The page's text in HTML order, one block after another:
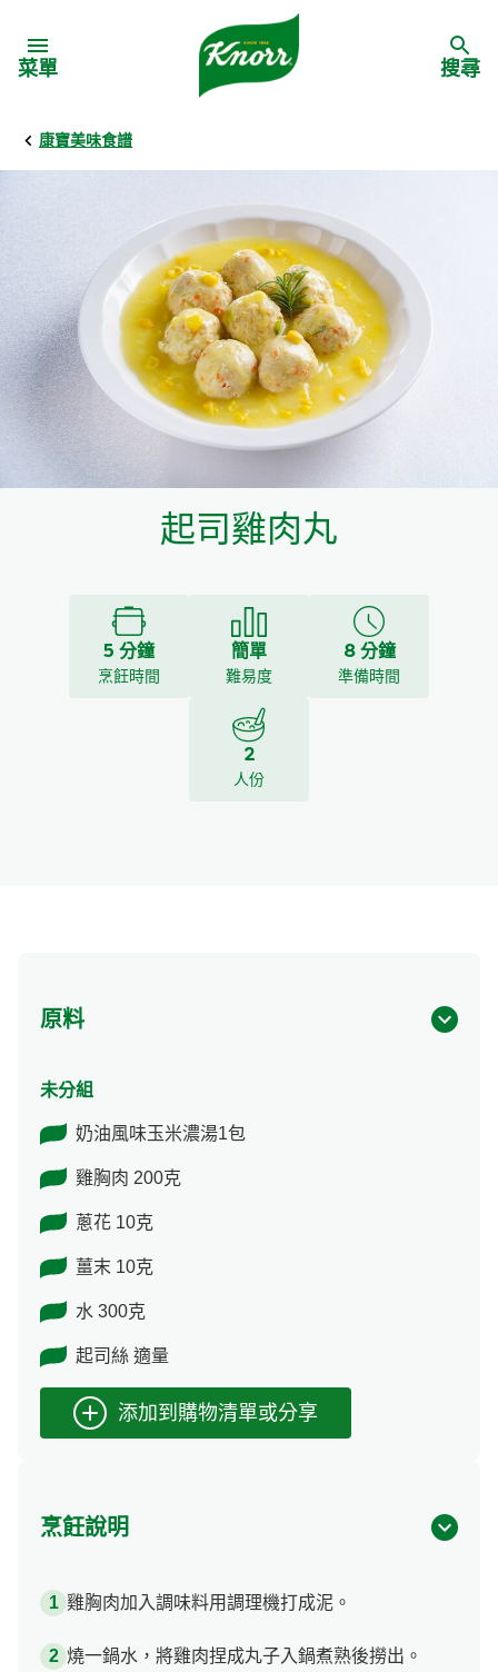
菜單 搜尋
康寶美味食譜
起司雞肉丸
5 分鐘
烹飪時間
簡單
難易度
8 分鐘
準備時間
2
人份
原料
未分組
奶油風味玉米濃湯1包
雞胸肉 200克
蔥花 10克
薑末 10克
水 300克
起司絲 適量
烹飪說明
雞胸肉加入調味料用調理機打成泥。
燒一鍋水，將雞肉捏成丸子入鍋煮熟後撈出。